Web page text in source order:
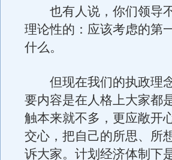
也有人说，你们领导不
理论性的：应该考虑的第
什么。
但现在我们的执政理念
要内容是在人格上大家都
触本来就不多，更应敞开
交心，把自己的所思、所
诉大家。计划经济体制下